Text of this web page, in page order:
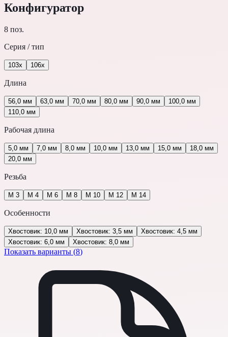
Конфигуратор
8 поз.
Серия / тип
103x 106x
Длина
56,0 мм 63,0 мм 70,0 мм 80,0 мм 90,0 мм
100,0 мм
110,0 мм
Рабочая длина
5,0 мм 7,0 мм 8,0 мм 10,0 мм 13,0 мм 15,0 мм
18,0 мм
20,0 мм
Резьба
М 3 М 4 М 6 М 8 М 10 М 12 М 14
Особенности
Хвостовик: 10,0 мм Хвостовик: 3,5 мм
Хвостовик: 4,5 мм
Хвостовик: 6,0 мм
Хвостовик: 8,0 мм
Показать варианты (8)